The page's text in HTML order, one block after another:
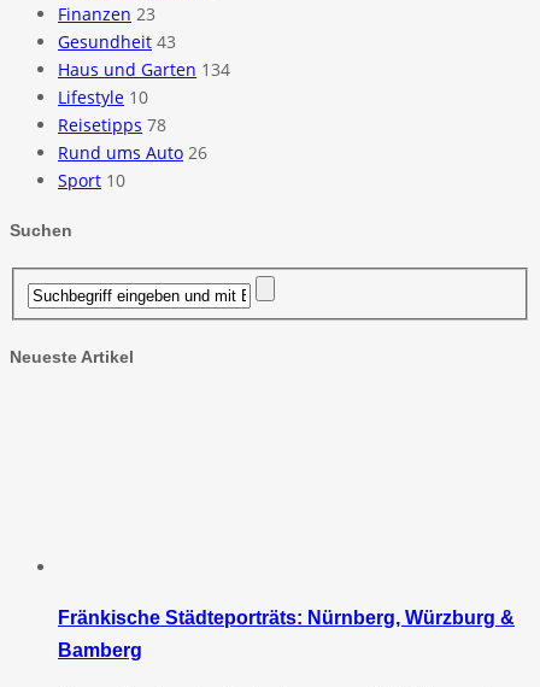
Finanzen 23
Gesundheit 43
Haus und Garten 134
Lifestyle 10
Reisetipps 78
Rund ums Auto 26
Sport 10
Suchen
Neueste Artikel
Fränkische Städteporträts: Nürnberg, Würzburg &
Bamberg